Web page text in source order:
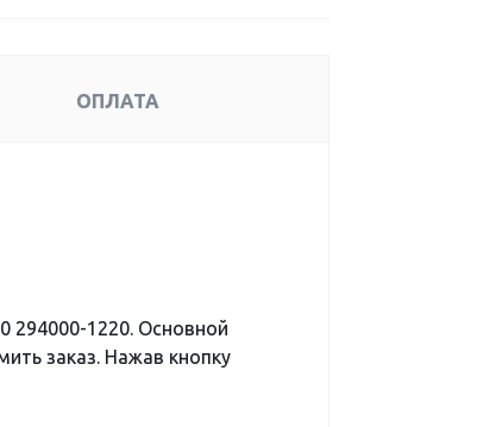
ОПЛАТА
294000-1220. Основной
заказ. Нажав кнопку